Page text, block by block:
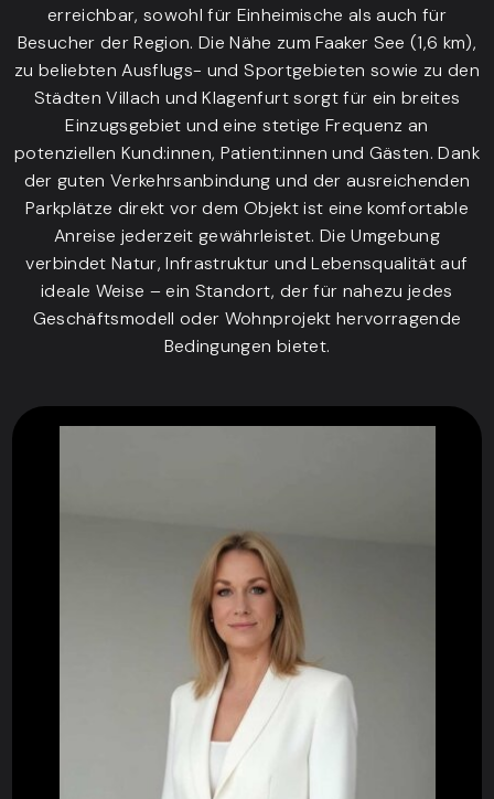
erreichbar, sowohl für Einheimische als auch für
Besucher der Region. Die Nähe zum Faaker See (1,6 km),
zu beliebten Ausflugs- und Sportgebieten sowie zu den
Städten Villach und Klagenfurt sorgt für ein breites
Einzugsgebiet und eine stetige Frequenz an
potenziellen Kund:innen, Patient:innen und Gästen. Dank
der guten Verkehrsanbindung und der ausreichenden
Parkplätze direkt vor dem Objekt ist eine komfortable
Anreise jederzeit gewährleistet. Die Umgebung
verbindet Natur, Infrastruktur und Lebensqualität auf
ideale Weise – ein Standort, der für nahezu jedes
Geschäftsmodell oder Wohnprojekt hervorragende
Bedingungen bietet.